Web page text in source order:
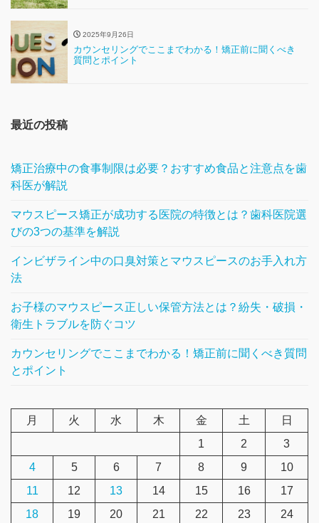
2025年9月26日
カウンセリングでここまでわかる！矯正前に聞くべき
質問とポイント
最近の投稿
矯正治療中の食事制限は必要？おすすめ食品と注意点を歯
科医が解説
マウスピース矯正が成功する医院の特徴とは？歯科医院選
びの3つの基準を解説
インビザライン中の口臭対策とマウスピースのお手入れ方
法
お子様のマウスピース正しい保管方法とは？紛失・破損・
衛生トラブルを防ぐコツ
カウンセリングでここまでわかる！矯正前に聞くべき質問
とポイント
月 火 水 木 金 土
日
1
2
3
4
5 6 7 8 9
10
11
12 13 14 15 16
17
18
19 20 21 22 23
24